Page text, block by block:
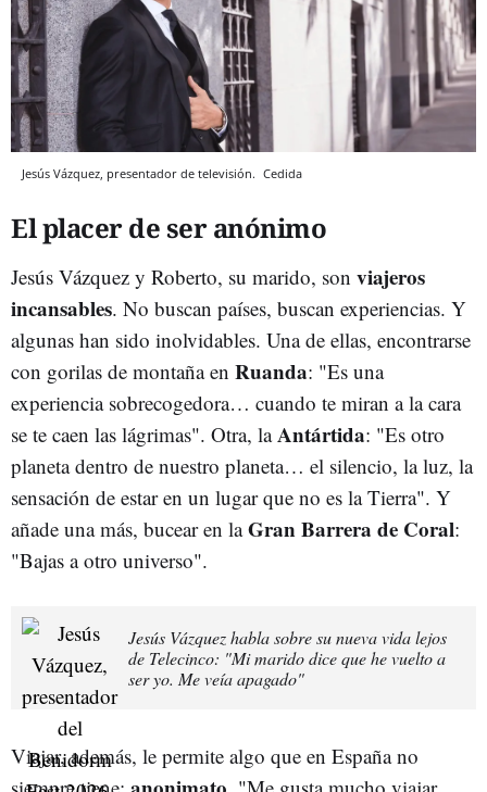
Jesús Vázquez, presentador de televisión. Cedida
El placer de ser anónimo
Jesús Vázquez y Roberto, su marido, son viajeros
incansables. No buscan países, buscan experiencias. Y
algunas han sido inolvidables. Una de ellas, encontrarse
con gorilas de montaña en Ruanda: "Es una
experiencia sobrecogedora… cuando te miran a la cara
se te caen las lágrimas". Otra, laAntártida: "Es otro
planeta dentro de nuestro planeta… el silencio, la luz, la
sensación de estar en un lugar que no es la Tierra". Y
añade una más, bucear en laGran Barrera de Coral:
"Bajas a otro universo".
Jesús Vázquez habla sobre su nueva vida lejos
de Telecinco: "Mi marido dice que he vuelto a
ser yo. Me veía apagado"
Viajar, además, le permite algo que en España no